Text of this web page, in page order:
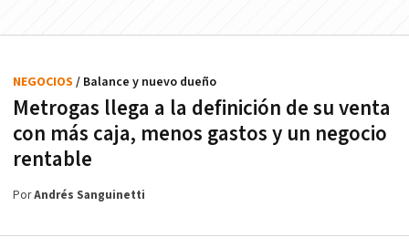
Metrogas llega a la definición de su venta
con más caja, menos gastos y un negocio
rentable
NEGOCIOS / Balance y nuevo dueño
PorAndrés Sanguinetti